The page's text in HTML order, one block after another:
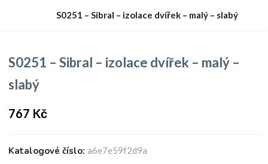
S0251 – Sibral – izolace dvířek – malý – slabý
S0251 – Sibral – izolace dvířek – malý –
slabý
767 Kč
Katalogové číslo:a6e7e59f2d9a